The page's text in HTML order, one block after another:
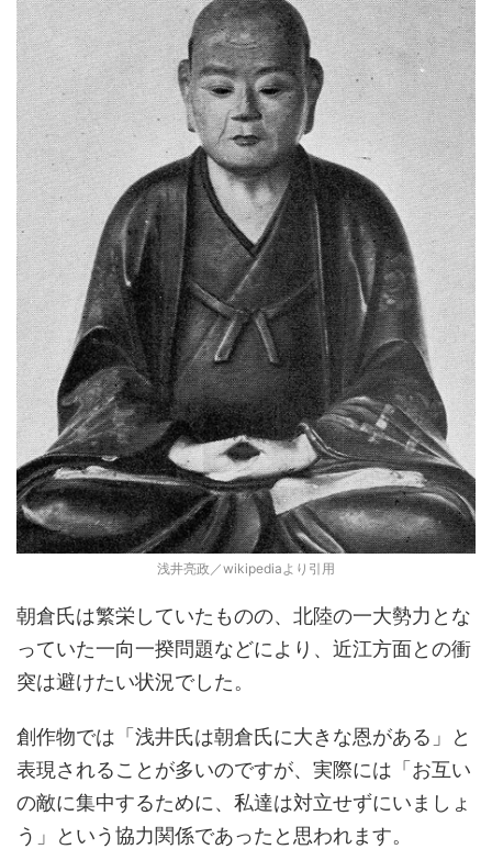
浅井亮政／wikipediaより引用
朝倉氏は繁栄していたものの、北陸の一大勢力とな
っていた一向一揆問題などにより、近江方面との衝
突は避けたい状況でした。
創作物では「浅井氏は朝倉氏に大きな恩がある」と
表現されることが多いのですが、実際には「お互い
の敵に集中するために、私達は対立せずにいましょ
う」という協力関係であったと思われます。